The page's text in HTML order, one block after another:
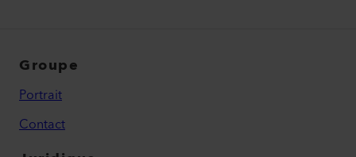
Groupe
Portrait
Contact